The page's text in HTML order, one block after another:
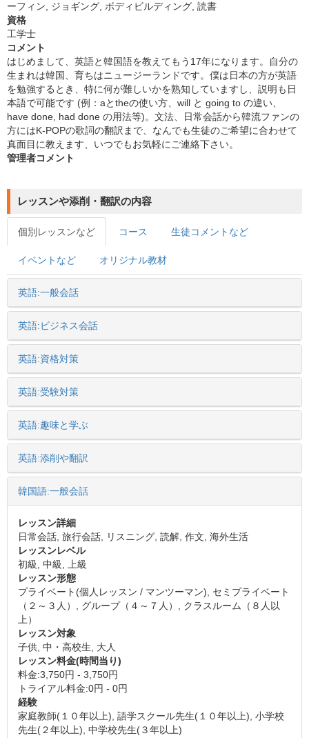
ーフィン, ジョギング, ボディビルディング, 読書
資格
工学士
コメント
はじめまして、英語と韓国語を教えてもう17年になります。自分の
生まれは韓国、育ちはニュージーランドです。僕は日本の方が英語
を勉強するとき、特に何が難しいかを熟知していますし、説明も日
本語で可能です (例：aとtheの使い方、will と going to の違い、
have done, had done の用法等)。文法、日常会話から韓流ファンの
方にはK-POPの歌詞の翻訳まで、なんでも生徒のご希望に合わせて
真面目に教えます、いつでもお気軽にご連絡下さい。
管理者コメント
レッスンや添削・翻訳の内容
個別レッスンなど コース 生徒コメントなど
イベントなど オリジナル教材
英語:一般会話
英語:ビジネス会話
英語:資格対策
英語:受験対策
英語:趣味と学ぶ
英語:添削や翻訳
韓国語:一般会話
レッスン詳細
日常会話, 旅行会話, リスニング, 読解, 作文, 海外生活
レッスンレベル
初級, 中級, 上級
レッスン形態
プライベート(個人レッスン / マンツーマン), セミプライベート
（２～３人）, グループ（４～７人）, クラスルーム（８人以
上）
レッスン対象
子供, 中・高校生, 大人
レッスン料金(時間当り)
料金:3,750円 - 3,750円
トライアル料金:0円 - 0円
経験
家庭教師(１０年以上), 語学スクール先生(１０年以上), 小学校
先生(２年以上), 中学校先生(３年以上)